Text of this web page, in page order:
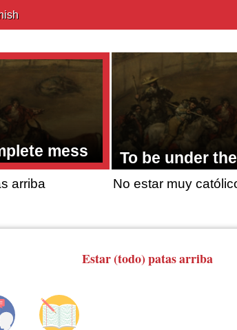
mess
arriba
To be under
No estar muy
Estar (todo)patas arriba